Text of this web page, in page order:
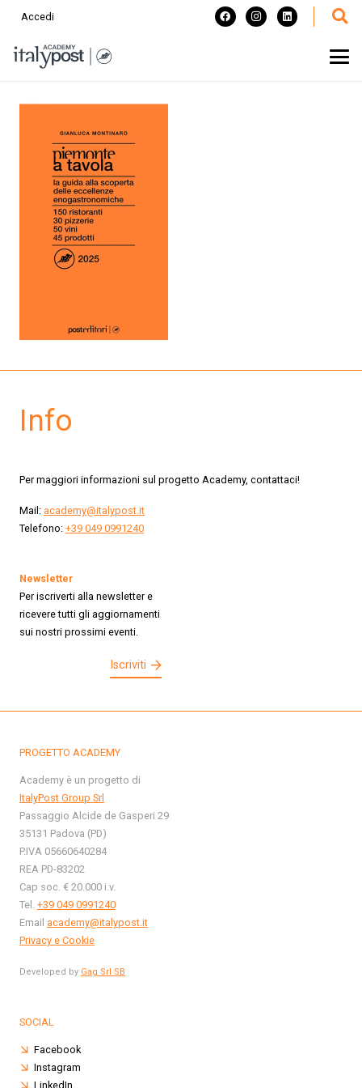
Accedi
Info
Per maggiori informazioni sul progetto Academy, contattaci!
Mail: academy@italypost.it
Telefono: +39 049 0991240
Newsletter
Per iscriverti alla newsletter e
ricevere tutti gli aggiornamenti
sui nostri prossimi eventi.
Iscriviti
PROGETTO ACADEMY
Academy è un progetto di
ItalyPost Group Srl
Passaggio Alcide de Gasperi 29
35131 Padova (PD)
P.IVA 05660640284
REA PD-83202
Cap soc. € 20.000 i.v.
Tel. +39 049 0991240
Email academy@italypost.it
Privacy e Cookie
Developed by Gag Srl SB
SOCIAL
Facebook
Instagram
LinkedIn